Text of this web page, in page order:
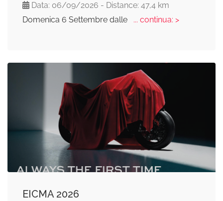
Data: 06/09/2026 - Distance: 47,4 km
Domenica 6 Settembre dalle
... continua: >
EICMA 2026